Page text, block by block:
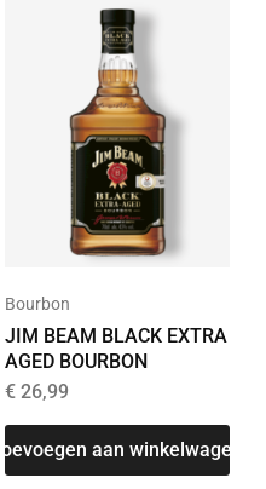
Bourbon
JIM BEAM BLACK EXTRA
AGED BOURBON
€26,99
Toevoegen aan winkelwagen